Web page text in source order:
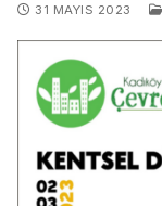
31 MAYIS 2023